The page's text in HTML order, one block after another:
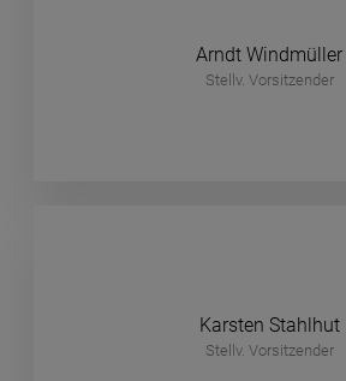
Arndt Windmüller
Stellv. Vorsitzender
Karsten Stahlhut
Stellv. Vorsitzender